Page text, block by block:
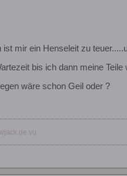
mir ein Henseleit zu
bis ich dann meine Teile
wäre schon Geil oder ?